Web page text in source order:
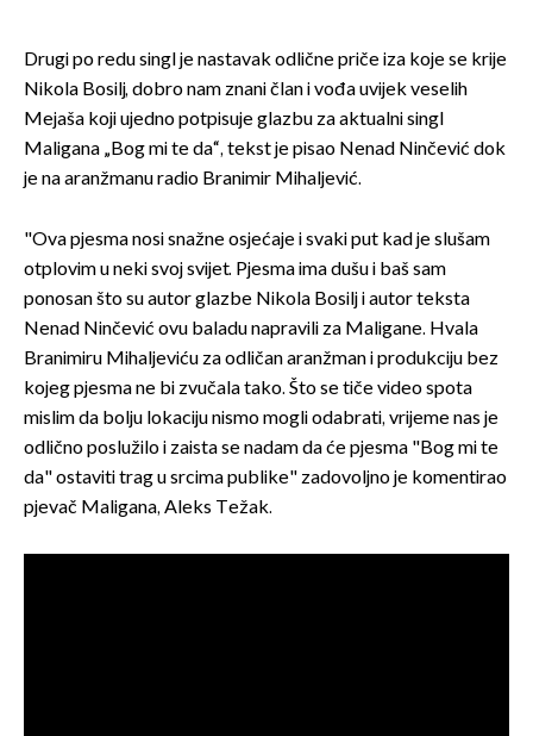
Drugi po redu singl je nastavak odlične priče iza koje se krije
Nikola Bosilj, dobro nam znani član i vođa uvijek veselih
Mejaša koji ujedno potpisuje glazbu za aktualni singl
Maligana „Bog mi te da“, tekst je pisao Nenad Ninčević dok
je na aranžmanu radio Branimir Mihaljević.
"Ova pjesma nosi snažne osjećaje i svaki put kad je slušam
otplovim u neki svoj svijet. Pjesma ima dušu i baš sam
ponosan što su autor glazbe Nikola Bosilj i autor teksta
Nenad Ninčević ovu baladu napravili za Maligane. Hvala
Branimiru Mihaljeviću za odličan aranžman i produkciju bez
kojeg pjesma ne bi zvučala tako. Što se tiče video spota
mislim da bolju lokaciju nismo mogli odabrati, vrijeme nas je
odlično poslužilo i zaista se nadam da će pjesma "Bog mi te
da" ostaviti trag u srcima publike" zadovoljno je komentirao
pjevač Maligana, Aleks Težak.